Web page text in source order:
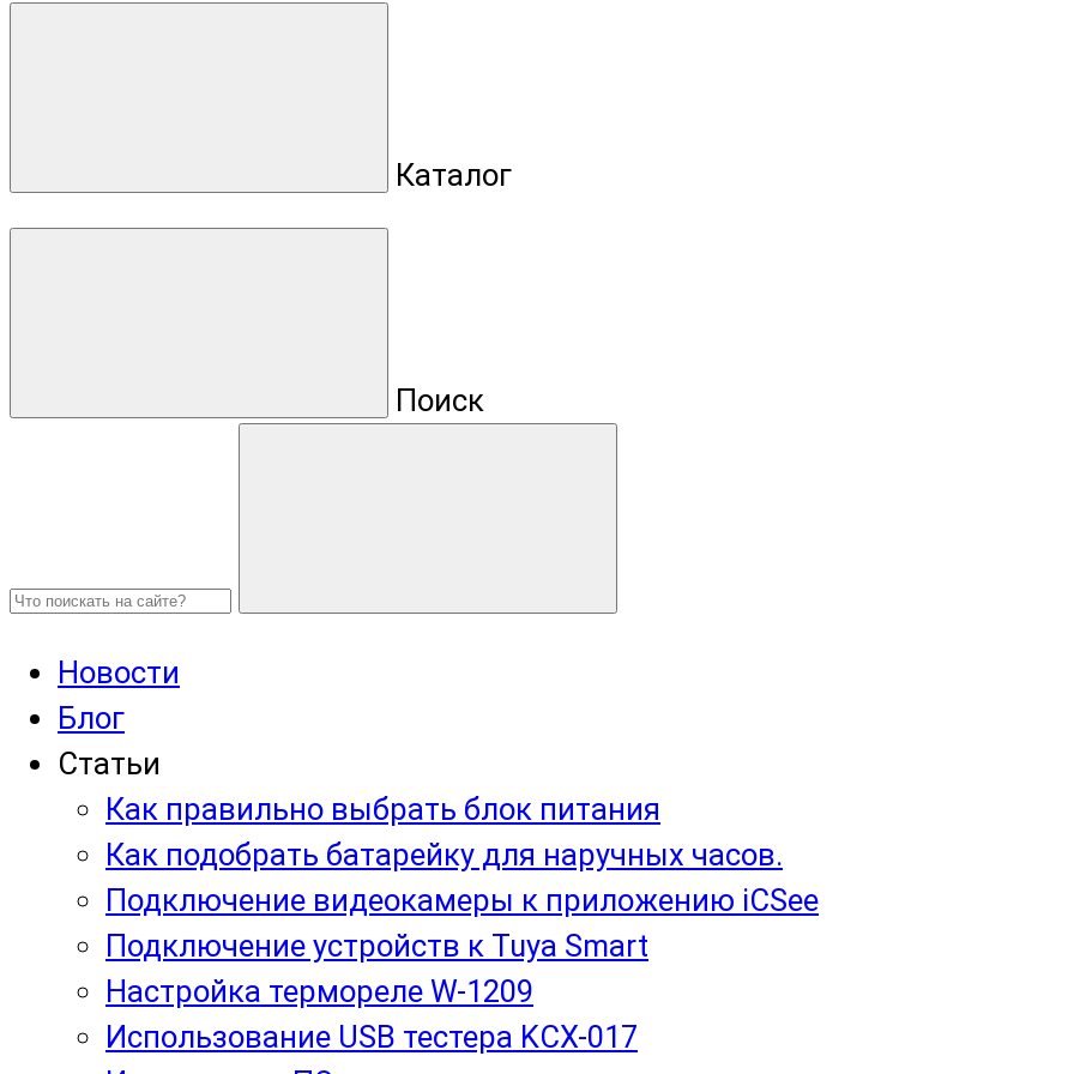
Каталог
Поиск
Новости
Блог
Статьи
Как правильно выбрать блок питания
Как подобрать батарейку для наручных часов.
Подключение видеокамеры к приложению iCSee
Подключение устройств к Tuya Smart
Настройка термореле W-1209
Использование USB тестера KCX-017